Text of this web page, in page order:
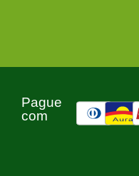
Pague
com